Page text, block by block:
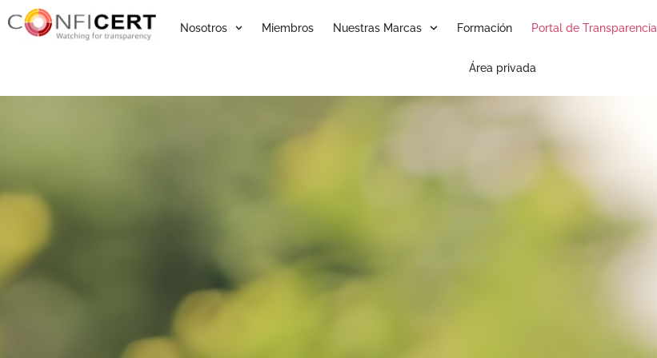
Nosotros Miembros Nuestras Marcas Formación Portal de Transparencia
Área privada